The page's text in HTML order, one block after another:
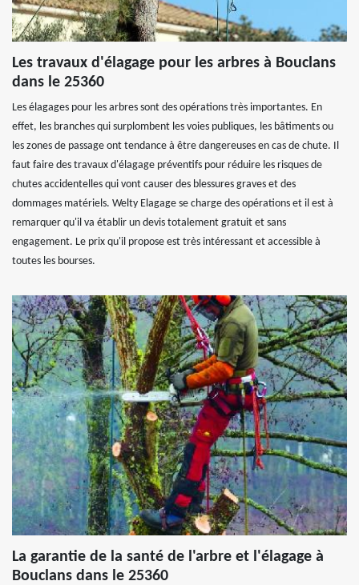
Les travaux d'élagage pour les arbres à Bouclans
dans le 25360
Les élagages pour les arbres sont des opérations très importantes. En
effet, les branches qui surplombent les voies publiques, les bâtiments ou
les zones de passage ont tendance à être dangereuses en cas de chute. Il
faut faire des travaux d'élagage préventifs pour réduire les risques de
chutes accidentelles qui vont causer des blessures graves et des
dommages matériels. Welty Elagage se charge des opérations et il est à
remarquer qu'il va établir un devis totalement gratuit et sans
engagement. Le prix qu'il propose est très intéressant et accessible à
toutes les bourses.
La garantie de la santé de l'arbre et l'élagage à
Bouclans dans le 25360